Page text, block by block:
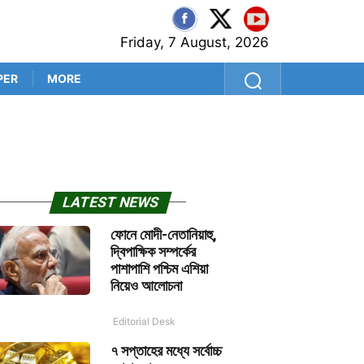
Friday, 7 August, 2026
MORE
LATEST NEWS
ফোনে মোদী-নেতানিয়াহু,
দ্বিপাক্ষিক সম্পর্কের
পাশাপাশি পশ্চিম এশিয়া
নিয়েও আলোচনা
Editorial Desk
৭ সপ্তাহের মধ্যে সর্বোচ্চ